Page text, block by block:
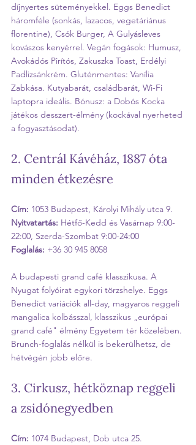
díjnyertes süteményekkel. Eggs Benedict
háromféle (sonkás, lazacos, vegetáriánus
florentine), Csók Burger, A Gulyásleves
kovászos kenyérrel. Vegán fogások: Humusz,
Avokádós Pirítós, Zakuszka Toast, Erdélyi
Padlizsánkrém. Gluténmentes: Vanília
Zabkása. Kutyabarát, családbarát, Wi-Fi
laptopra ideális. Bónusz: a Dobós Kocka
játékos desszert-élmény (kockával nyerheted
a fogyasztásodat).
2. Centrál Kávéház, 1887 óta
minden étkezésre
Cím: 1053 Budapest, Károlyi Mihály utca 9.
Nyitvatartás: Hétfő-Kedd és Vasárnap 9:00-
22:00, Szerda-Szombat 9:00-24:00
Foglalás: +36 30 945 8058
A budapesti grand café klasszikusa. A
Nyugat folyóirat egykori törzshelye. Eggs
Benedict variációk all-day, magyaros reggeli
mangalica kolbásszal, klasszikus „európai
grand café" élmény Egyetem tér közelében.
Brunch-foglalás nélkül is bekerülhetsz, de
hétvégén jobb előre.
3. Cirkusz, hétköznap reggeli
a zsidónegyedben
Cím: 1074 Budapest, Dob utca 25.